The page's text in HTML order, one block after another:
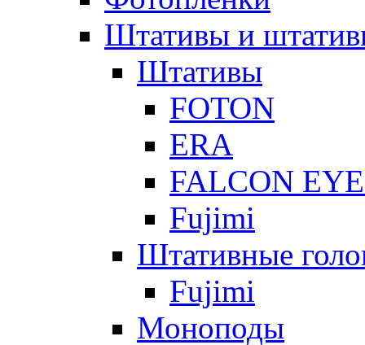
Штативы и
Штативы
FOTON
ERA
FALCON
Fujimi
Штативные
Fujimi
Моноподы